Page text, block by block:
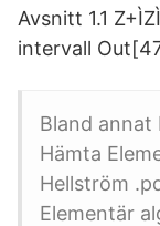
Avsnitt 1.1
intervall
Bland
Hämta
Hellström
Elementär